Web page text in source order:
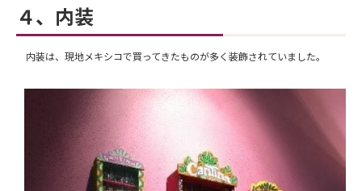
４、内装
内装は、現地メキシコで買ってきたものが多く装飾されていました。